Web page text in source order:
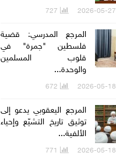
2026-05-27
727
المرجع المدرسي: قضية
فلسطين "جمرة" في
قلوب المسلمين
والوحدة...
2026-05-18
672
المرجع اليعقوبي يدعو إلى
توثيق تاريخ التشيّع وإحياء
الألفية...
2026-05-18
771